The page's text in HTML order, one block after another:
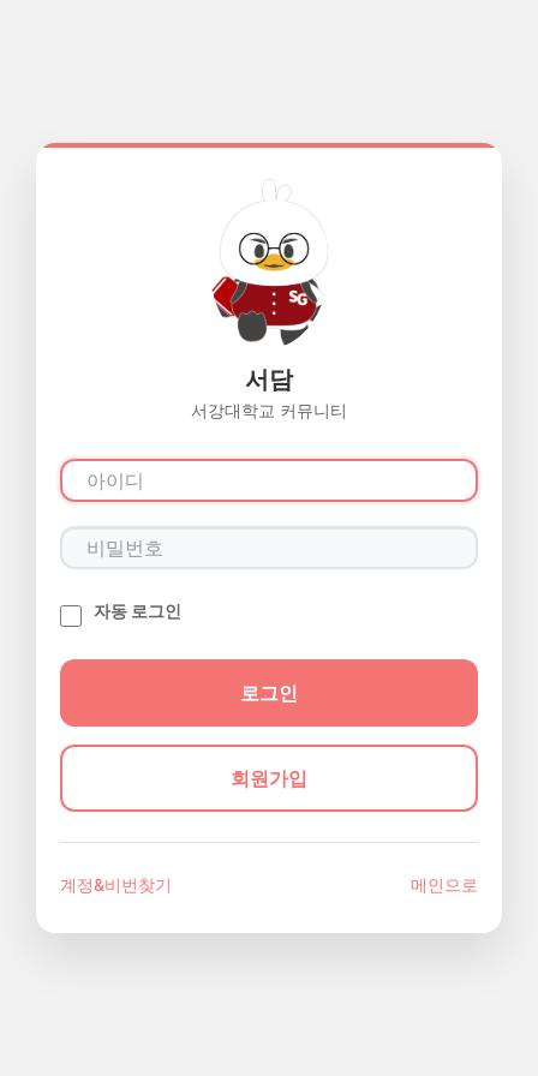
서담
서강대학교 커뮤니티
자동 로그인
회원가입
계정&비번찾기 메인으로